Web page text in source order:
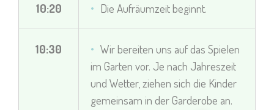
10:20 Die Aufräumzeit beginnt.
10:30
Wir bereiten uns auf das Spielen
im Garten vor. Je nach Jahreszeit
und Wetter, ziehen sich die Kinder
gemeinsam in der Garderobe an.